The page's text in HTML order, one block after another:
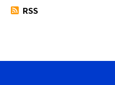
RSS